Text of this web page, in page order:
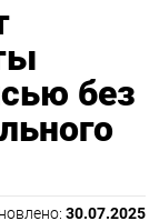
без
30.07.2025